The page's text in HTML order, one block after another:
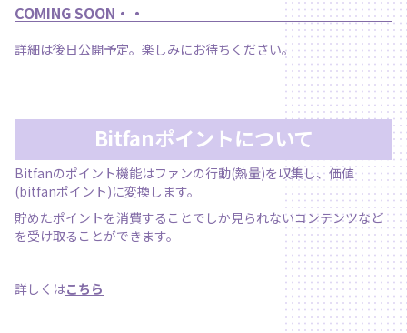
COMING SOON・・
詳細は後日公開予定。楽しみにお待ちください。
Bitfanポイントについて
Bitfanのポイント機能はファンの行動(熱量)を収集し、価値
(bitfanポイント)に変換します。
貯めたポイントを消費することでしか見られないコンテンツなど
を受け取ることができます。
詳しくはこちら